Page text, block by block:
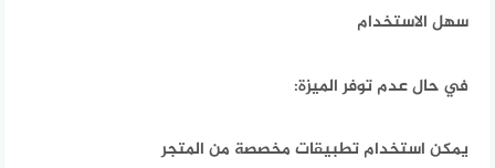
سهل الاستخدام
في حال عدم توفر الميزة:
يمكن استخدام تطبيقات مخصصة من المتجر